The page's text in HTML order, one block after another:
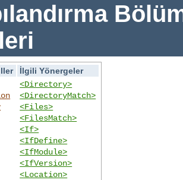
İlgili Yönergeler
<Directory>
<DirectoryMatch>
<Files>
<FilesMatch>
<If>
<IfDefine>
<IfModule>
<IfVersion>
<Location>